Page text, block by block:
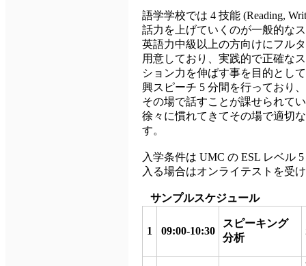
語学学校では 4 技能 (Reading,
話力を上げていくのが一般的な
英語力中級以上の方向けにフル
用意しており、実践的で正確な
ション力を伸ばす事を目的とし
興スピーチ 5 分間を行っており
その場で話すことが課せられて
徐々に慣れてきてその場で適切
す。
入学条件は UMC の ESL レベル
入る場合はオンライテストを受
サンプルスケジュール
1 09:00-10:30
スピーキング
分析